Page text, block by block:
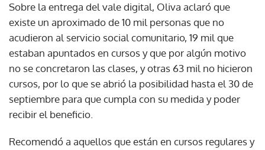
Sobre la entrega del vale digital, Oliva aclaró que
existe un aproximado de 10 mil personas que no
acudieron al servicio social comunitario, 19 mil que
estaban apuntados en cursos y que por algún motivo
no se concretaron las clases, y otras 63 mil no hicieron
cursos, por lo que se abrió la posibilidad hasta el 30 de
septiembre para que cumpla con su medida y poder
recibir el beneficio.
Recomendó a aquellos que están en cursos regulares y